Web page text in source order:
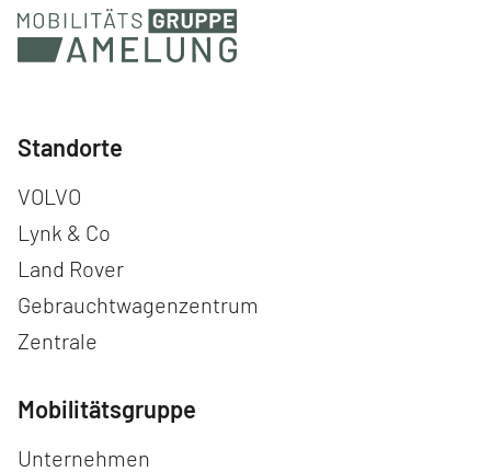
Standorte
Navigation überspringen
VOLVO
Lynk & Co
Land Rover
Gebrauchtwagenzentrum
Zentrale
Mobilitätsgruppe
Navigation überspringen
Unternehmen